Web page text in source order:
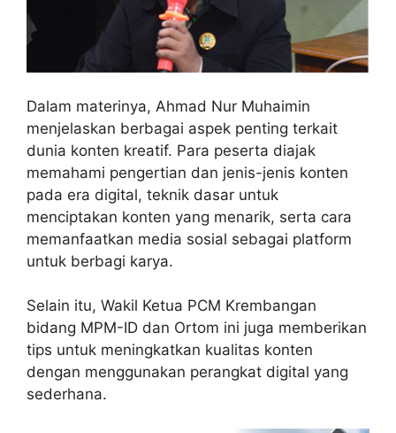
Dalam materinya, Ahmad Nur Muhaimin
menjelaskan berbagai aspek penting terkait
dunia konten kreatif. Para peserta diajak
memahami pengertian dan jenis-jenis konten
pada era digital, teknik dasar untuk
menciptakan konten yang menarik, serta cara
memanfaatkan media sosial sebagai platform
untuk berbagi karya.
Selain itu, Wakil Ketua PCM Krembangan
bidang MPM-ID dan Ortom ini juga memberikan
tips untuk meningkatkan kualitas konten
dengan menggunakan perangkat digital yang
sederhana.